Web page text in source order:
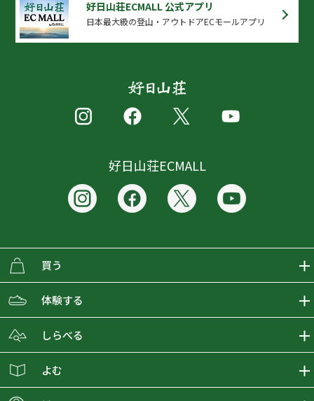
好日山荘ECMALL 公式アプリ
日本最大級の登山・アウトドアECモールアプリ
好日山荘ECMALL
買う
ECMALLの商品をさがす
取り扱いブランド一覧
ショップブログ
体験する
おとな女子登山部
しらべる
登山レポート
よむ